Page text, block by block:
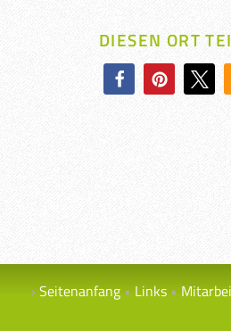
DIESEN ORT
Seitenanfang Links